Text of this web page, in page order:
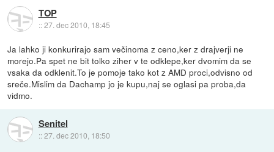
TOP
::27. dec 2010, 18:45
Ja lahko ji konkurirajo sam večinoma z ceno,ker z drajverji ne
morejo.Pa spet ne bit tolko ziher v te odklepe,ker dvomim da se
vsaka da odklenit.To je pomoje tako kot z AMD proci,odvisno od
sreče.Mislim da Dachamp jo je kupu,naj se oglasi pa proba,da
vidmo.
Senitel
::27. dec 2010, 18:50